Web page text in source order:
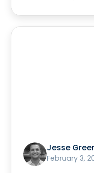
Jesse
February 3,